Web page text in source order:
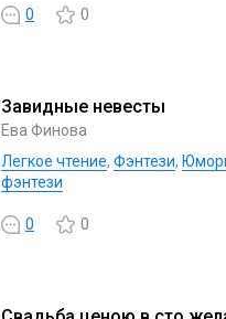
0 0
Завидные невесты
Ева Финова
Легкое чтение, Фэнтези,
фэнтези
0 0